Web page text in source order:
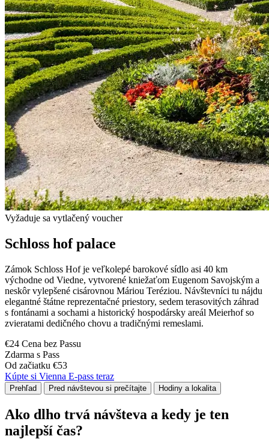
Vyžaduje sa vytlačený voucher
Schloss hof palace
Zámok Schloss Hof je veľkolepé barokové sídlo asi 40 km
východne od Viedne, vytvorené kniežaťom Eugenom Savojským a
neskôr vylepšené cisárovnou Máriou Teréziou. Návštevníci tu nájdu
elegantné štátne reprezentačné priestory, sedem terasovitých záhrad
s fontánami a sochami a historický hospodársky areál Meierhof so
zvieratami dedičného chovu a tradičnými remeslami.
€24 Cena bez Passu
Zdarma s Pass
Od začiatku €53
Kúpte si Vienna E-pass teraz
Prehľad Pred návštevou si prečítajte Hodiny a lokalita
Ako dlho trvá návšteva a kedy je ten
najlepší čas?